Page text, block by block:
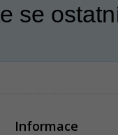
se
Informace